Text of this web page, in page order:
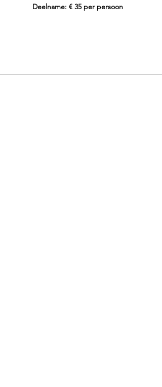
Deelname: € 35 per persoon